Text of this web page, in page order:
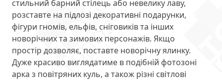
стильний барний стілець або невелику лаву,
розставте на підлозі декоративні подарунки,
фігури гномів, ельфів, сніговиків та інших
новорічних та зимових персонажів. Якщо
простір дозволяє, поставте новорічну ялинку.
Дуже красиво виглядатиме в подібній фотозоні
арка з повітряних куль, а також різні світлові